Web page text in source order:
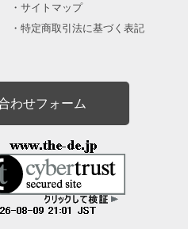
サイトマップ
特定商取引法に基づく表記
わせフォーム